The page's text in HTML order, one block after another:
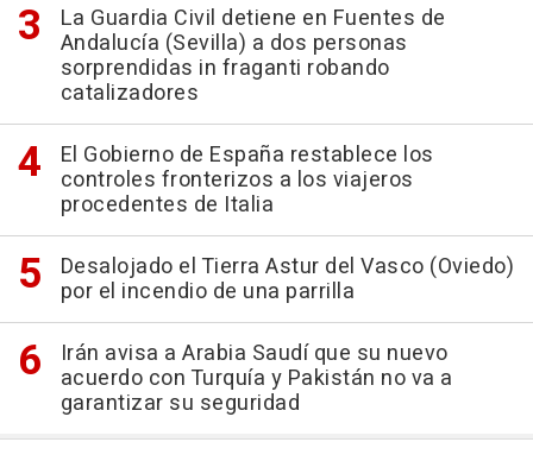
La Guardia Civil detiene en Fuentes de
Andalucía (Sevilla) a dos personas
sorprendidas in fraganti robando
catalizadores
El Gobierno de España restablece los
controles fronterizos a los viajeros
procedentes de Italia
Desalojado el Tierra Astur del Vasco (Oviedo)
por el incendio de una parrilla
Irán avisa a Arabia Saudí que su nuevo
acuerdo con Turquía y Pakistán no va a
garantizar su seguridad